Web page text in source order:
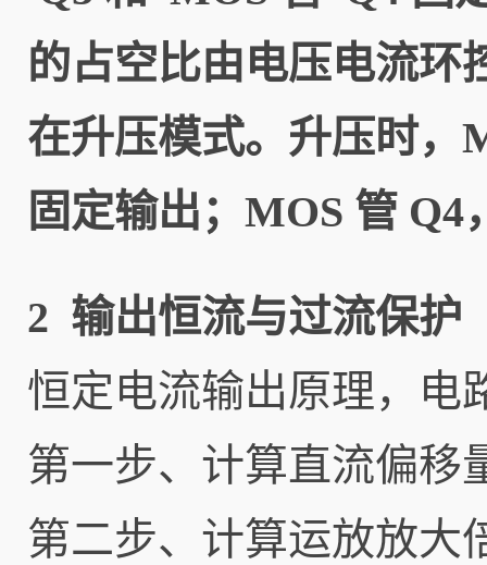
的占空比由电压电流
在升压模式。升压时
固定输出；MOS 管
2 输出恒流与过流保护
恒定电流输出原理，电
第一步、计算直流偏移
第二步、计算运放放大